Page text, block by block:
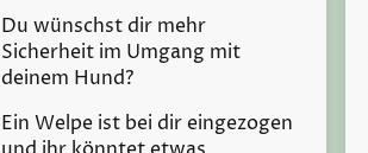
Du wünschst dir mehr
Sicherheit im Umgang mit
deinem Hund?
Ein Welpe ist bei dir eingezogen